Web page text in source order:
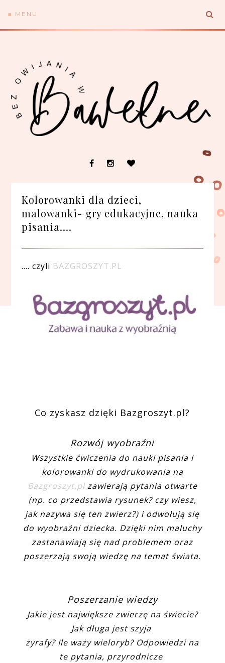
≡ MENU
Kolorowanki dla dzieci,
malowanki- gry edukacyjne, nauka
pisania....
.... czyli BAZGROSZYT.PL
Co zyskasz dzięki Bazgroszyt.pl?
Rozwój wyobraźni
Wszystkie ćwiczenia do nauki pisania i
kolorowanki do wydrukowania na
Bazgroszyt.plzawierają pytania otwarte
(np. co przedstawia rysunek? czy wiesz,
jak nazywa się ten zwierz?) i odwołują się
do wyobraźni dziecka. Dzięki nim maluchy
zastanawiają się nad problemem oraz
poszerzają swoją wiedzę na temat świata.
Poszerzanie wiedzy
Jakie jest największe zwierzę na świecie?
Jak długa jest szyja
żyrafy? Ile waży wieloryb? Odpowiedzi na
te pytania, przyrodnicze